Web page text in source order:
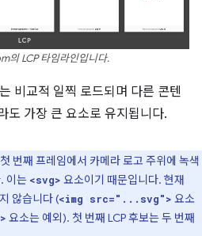
의 LCP 타임라인입니다.
비교적 일찍 로드되며 다른 콘텐
도 가장 큰 요소로 유지됩니다.
번째 프레임에서 카메라 로고 주위에 녹색
이는 <svg> 요소이기 때문입니다. 현재
않습니다 (<img src="...svg"> 요소
요소는 예외). 첫 번째 LCP 후보는 두 번째